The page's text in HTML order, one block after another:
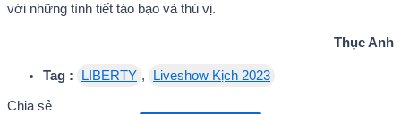
với những tình tiết táo bạo và thú vị.
Thục Anh
Tag : LIBERTY , Liveshow Kịch 2023
Chia sẻ